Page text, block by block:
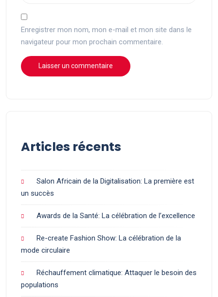
Enregistrer mon nom, mon e-mail et mon site dans le
navigateur pour mon prochain commentaire.
Articles récents
Salon Africain de la Digitalisation: La première est
un succès
Awards de la Santé: La célébration de l’excellence
Re-create Fashion Show: La célébration de la
mode circulaire
Réchauffement climatique: Attaquer le besoin des
populations